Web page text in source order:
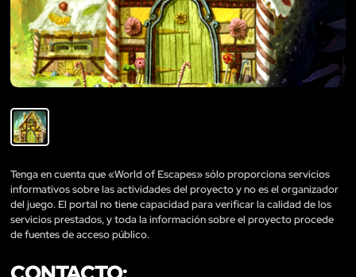
Tenga en cuenta que «World of Escapes» sólo proporciona servicios
informativos sobre las actividades del proyecto y no es el organizador
del juego. El portal no tiene capacidad para verificar la calidad de los
servicios prestados, y toda la información sobre el proyecto procede
de fuentes de acceso público.